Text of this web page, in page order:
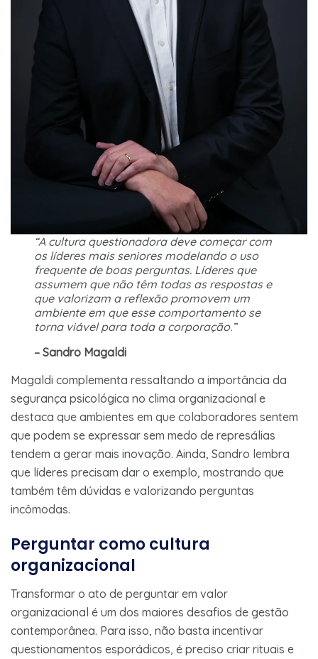
“A cultura questionadora deve começar com
os líderes mais seniores modelando o uso
frequente de boas perguntas. Líderes que
assumem que não têm todas as respostas e
que valorizam a reflexão promovem um
ambiente em que esse comportamento se
torna viável para toda a corporação.”
– Sandro Magaldi
Magaldi complementa ressaltando a importância da
segurança psicológica no clima organizacional e
destaca que ambientes em que colaboradores sentem
que podem se expressar sem medo de represálias
tendem a gerar mais inovação. Ainda, Sandro lembra
que líderes precisam dar o exemplo, mostrando que
também têm dúvidas e valorizando perguntas
incômodas.
Perguntar como cultura
organizacional
Transformar o ato de perguntar em valor
organizacional é um dos maiores desafios de gestão
contemporânea. Para isso, não basta incentivar
questionamentos esporádicos, é preciso criar rituais e